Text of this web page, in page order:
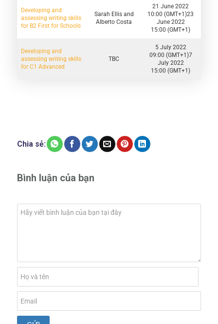
Developing and
assessing writing skills
for B2 First for Schools
Sarah Ellis and
Alberto Costa
21 June 2022
10:00 (GMT+1)23
June 2022
15:00 (GMT+1)
Developing and
assessing writing skills
for C1 Advanced
TBC
5 July 2022
09:00 (GMT+1)7
July 2022
15:00 (GMT+1)
Chia sẻ:
Bình luận của bạn